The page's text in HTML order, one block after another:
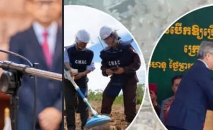
ពីការចែកប្លង់ដីជូនប្រជាពលរដ្ឋចំនួន
សួង យ៉ាង អះអាងថា ប្រជាពលរដ្ឋខ្លះ
ោះមានរូបអ្នកស្រីម្នាក់ផងដែរ។ ចំណែកឯ
ល អាយុ ៣៦ឆ្នាំ លើកឡើងថា ដីដែលលោក
ាំដំណាំស្រូវបានតែម្ដងប៉ុណ្ណោះក្នុងមួយឆ្នាំ
របស់រដ្ឋបាលស្រុកតាំងគោកថា ប្រជាពលរដ្ឋ
ាពលរដ្ឋធ្វើតែលើដីដែលអាស្រ័យផលស្រាប់
នកំណត់រយៈពេលចុងក្រោយ ៣ឆ្នាំប៉ុណ្ណោះ។
មឃាត់រយៈពេល ២០២៤ មកទេ។ កាលពីមុន
ធ្វើតែរហូតហ្នឹង។ សម្ដេច [លោក ហ៊ុន សែន]